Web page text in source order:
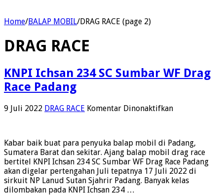
Home/BALAP MOBIL/DRAG RACE (page 2)
DRAG RACE
KNPI Ichsan 234 SC Sumbar WF Drag
Race Padang
9 Juli 2022 DRAG RACE Komentar Dinonaktifkanpada
SC
Sumbar
WF
Drag
Race
Kabar baik buat para penyuka balap mobil di Padang,
Sumatera Barat dan sekitar. Ajang balap mobil drag race
bertitel KNPI Ichsan 234 SC Sumbar WF Drag Race Padang
akan digelar pertengahan Juli tepatnya 17 Juli 2022 di
sirkuit NP Lanud Sutan Sjahrir Padang. Banyak kelas
dilombakan pada KNPI Ichsan 234 …